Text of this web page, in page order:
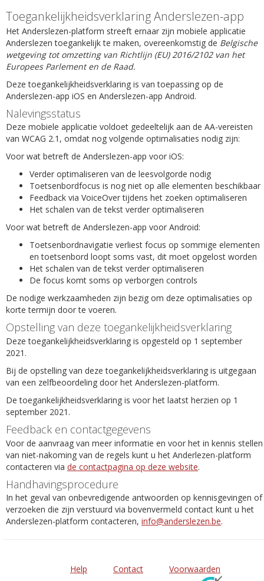
Toegankelijkheidsverklaring Anderslezen-app
Het Anderslezen-platform streeft ernaar zijn mobiele applicatie
Anderslezen toegankelijk te maken, overeenkomstig de Belgische
wetgeving tot omzetting van Richtlijn (EU) 2016/2102 van het
Europees Parlement en de Raad.
Deze toegankelijkheidsverklaring is van toepassing op de
Anderslezen-app iOS en Anderslezen-app Android.
Nalevingsstatus
Deze mobiele applicatie voldoet gedeeltelijk aan de AA-vereisten
van WCAG 2.1, omdat nog volgende optimalisaties nodig zijn:
Voor wat betreft de Anderslezen-app voor iOS:
Verder optimaliseren van de leesvolgorde nodig
Toetsenbordfocus is nog niet op alle elementen beschikbaar
Feedback via VoiceOver tijdens het zoeken optimaliseren
Het schalen van de tekst verder optimaliseren
Voor wat betreft de Anderslezen-app voor Android:
Toetsenbordnavigatie verliest focus op sommige elementen
en toetsenbord loopt soms vast, dit moet opgelost worden
Het schalen van de tekst verder optimaliseren
De focus komt soms op verborgen controls
De nodige werkzaamheden zijn bezig om deze optimalisaties op
korte termijn door te voeren.
Opstelling van deze toegankelijkheidsverklaring
Deze toegankelijkheidsverklaring is opgesteld op 1 september
2021.
Bij de opstelling van deze toegankelijkheidsverklaring is uitgegaan
van een zelfbeoordeling door het Anderslezen-platform.
De toegankelijkheidsverklaring is voor het laatst herzien op 1
september 2021.
Feedback en contactgegevens
Voor de aanvraag van meer informatie en voor het in kennis stellen
van niet-nakoming van de regels kunt u het Anderlezen-platform
contacteren via de contactpagina op deze website.
Handhavingsprocedure
In het geval van onbevredigende antwoorden op kennisgevingen of
verzoeken die zijn verstuurd via bovenvermeld contact kunt u het
Anderslezen-platform contacteren, info@anderslezen.be.
Help Contact
Voorwaarden